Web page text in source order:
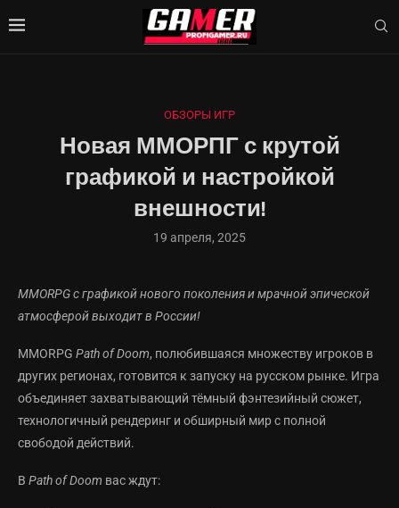
ОБЗОРЫ ИГР
Новая ММОРПГ с крутой
графикой и настройкой
внешности!
19 апреля, 2025
MMORPG с графикой нового поколения и мрачной эпической
атмосферой выходит в России!
MMORPG Path of Doom, полюбившаяся множеству игроков в
других регионах, готовится к запуску на русском рынке. Игра
объединяет захватывающий тёмный фэнтезийный сюжет,
технологичный рендеринг и обширный мир с полной
свободой действий.
В Path of Doom вас ждут: